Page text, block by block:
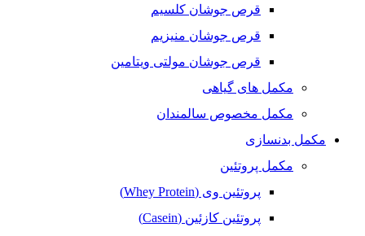
قرص جوشان کلسیم
قرص جوشان منیزیم
قرص جوشان مولتی ویتامین
مکمل های گیاهی
مکمل مخصوص سالمندان
مکمل بدنسازی
مکمل پروتئین
پروتئین وی (Whey Protein)
پروتئین کازئین (Casein)